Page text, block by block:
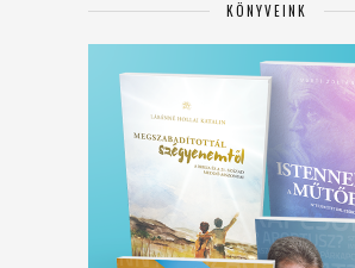
KÖNYVEINK